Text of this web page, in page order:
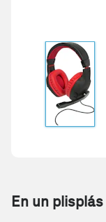
En un plisplás